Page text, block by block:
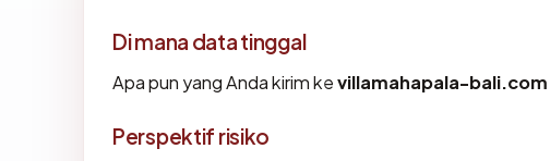
Di mana data tinggal
Apa pun yang Anda kirim kevillamahapala-bali.com
Perspektif risiko